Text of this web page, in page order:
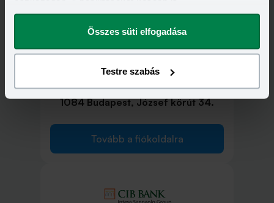
megváltoztathatod.
Összes süti elfogadása
Testre szabás
Tovább a fiókoldalra
1084 Budapest, József körút 34.
Tovább a fiókoldalra